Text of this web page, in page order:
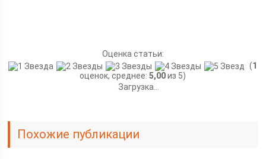
Оценка статьи:
(1
оценок, среднее:5,00из 5)
Загрузка...
Похожие публикации